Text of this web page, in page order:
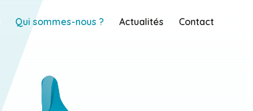
Qui sommes-nous ? Actualités Contact